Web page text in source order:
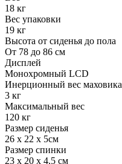
18 кг
Вес упаковки
19 кг
Высота от сиденья до пола
От 78 до 86 см
Дисплей
Монохромный LCD
Инерционный вес маховика
3 кг
Максимальный вес
120 кг
Размер сиденья
26 х 22 х 5см
Размер спинки
23 х 20 х 4,5 см